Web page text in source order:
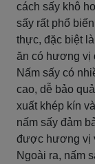
cách sấy khô
sấy rất phổ
thực, đặc biệt
ăn có hương vị
Nấm sấy có
cao, dễ bảo
xuất khép kín
nấm sấy đảm
được hương vị
Ngoài ra, nấm